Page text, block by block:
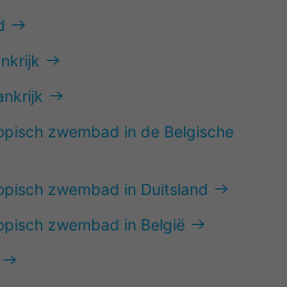
zwembad in de Belgische
zwembad in Duitsland
zwembad in België